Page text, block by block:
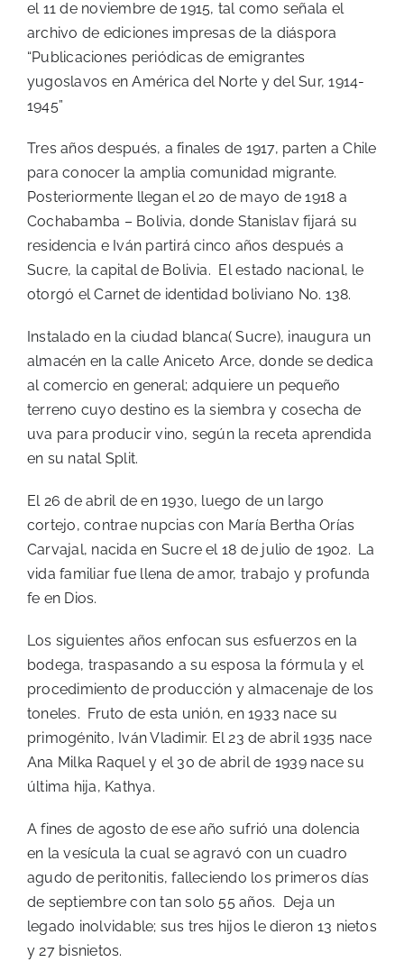
el 11 de noviembre de 1915, tal como señala el
archivo de ediciones impresas de la diáspora
“Publicaciones periódicas de emigrantes
yugoslavos en América del Norte y del Sur, 1914-
1945”
Tres años después, a finales de 1917, parten a Chile
para conocer la amplia comunidad migrante.
Posteriormente llegan el 20 de mayo de 1918 a
Cochabamba – Bolivia, donde Stanislav fijará su
residencia e Iván partirá cinco años después a
Sucre, la capital de Bolivia. El estado nacional, le
otorgó el Carnet de identidad boliviano No. 138.
Instalado en la ciudad blanca( Sucre), inaugura un
almacén en la calle Aniceto Arce, donde se dedica
al comercio en general; adquiere un pequeño
terreno cuyo destino es la siembra y cosecha de
uva para producir vino, según la receta aprendida
en su natal Split.
El 26 de abril de en 1930, luego de un largo
cortejo, contrae nupcias con María Bertha Orías
Carvajal, nacida en Sucre el 18 de julio de 1902. La
vida familiar fue llena de amor, trabajo y profunda
fe en Dios.
Los siguientes años enfocan sus esfuerzos en la
bodega, traspasando a su esposa la fórmula y el
procedimiento de producción y almacenaje de los
toneles. Fruto de esta unión, en 1933 nace su
primogénito, Iván Vladimir. El 23 de abril 1935 nace
Ana Milka Raquel y el 30 de abril de 1939 nace su
última hija, Kathya.
A fines de agosto de ese año sufrió una dolencia
en la vesícula la cual se agravó con un cuadro
agudo de peritonitis, falleciendo los primeros días
de septiembre con tan solo 55 años. Deja un
legado inolvidable; sus tres hijos le dieron 13 nietos
y 27 bisnietos.